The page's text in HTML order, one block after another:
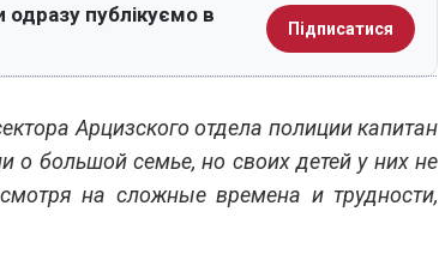
одразу публікуємо в
Підписатися
Арцизского отдела полиции капитан
о большой семье, но своих детей у них не
на сложные времена и трудности,